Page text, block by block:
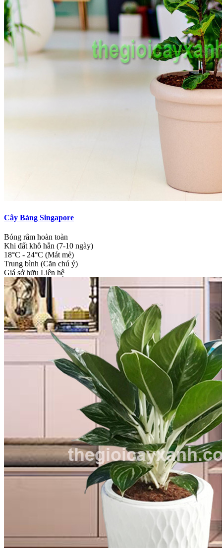
Cây Bàng Singapore
Bóng râm hoàn toàn
Khi đất khô hẳn (7-10 ngày)
18°C - 24°C (Mát mẻ)
Trung bình (Căn chú ý)
Giá sở hữu Liên hệ